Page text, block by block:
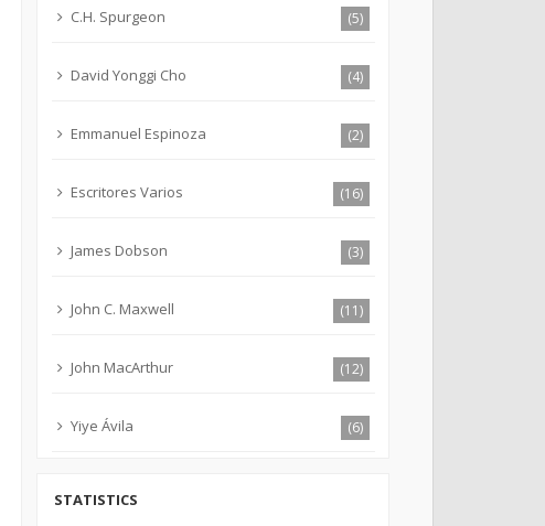
C.H. Spurgeon (5)
David Yonggi Cho (4)
Emmanuel Espinoza (2)
Escritores Varios (16)
James Dobson (3)
John C. Maxwell (11)
John MacArthur (12)
Yiye Ávila (6)
STATISTICS